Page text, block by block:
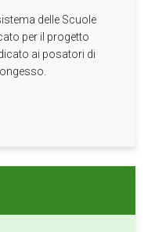
delle Scuole
per il progetto
ai posatori di